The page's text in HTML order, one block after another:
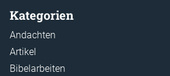
Kategorien
Andachten
Artikel
Bibelarbeiten